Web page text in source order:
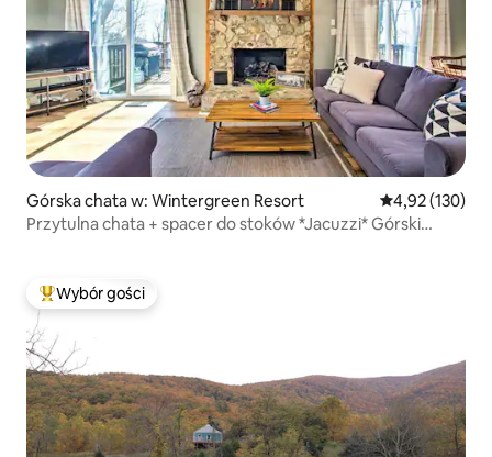
Górska chata w: Wintergreen Resort Średnia
4,92 (130)
Przytulna chata + spacer do stoków *Jacuzzi* Górski
Najpopularniejsze z kategorii Wybór gości
Wybór gości